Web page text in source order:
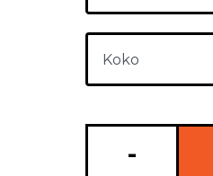
-